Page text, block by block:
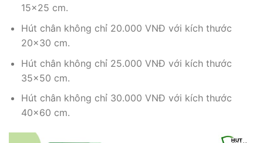
15×25 cm.
Hút chân không chỉ 20.000 VNĐ với kích thước
20×30 cm.
Hút chân không chỉ 25.000 VNĐ với kích thước
35×50 cm.
Hút chân không chỉ 30.000 VNĐ với kích thước
40×60 cm.